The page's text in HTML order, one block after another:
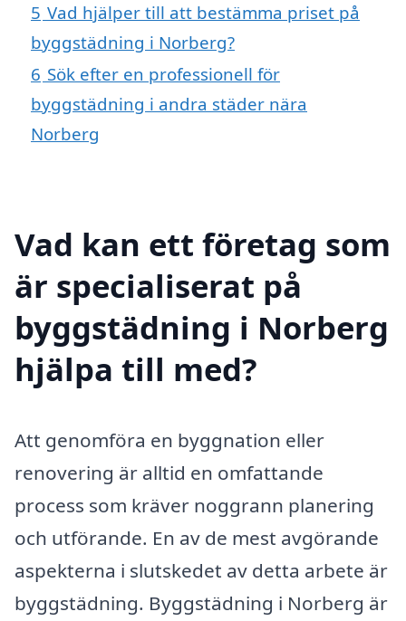
5 Vad hjälper till att bestämma priset på
byggstädning i Norberg?
6 Sök efter en professionell för
byggstädning i andra städer nära
Norberg
Vad kan ett företag som
är specialiserat på
byggstädning i Norberg
hjälpa till med?
Att genomföra en byggnation eller
renovering är alltid en omfattande
process som kräver noggrann planering
och utförande. En av de mest avgörande
aspekterna i slutskedet av detta arbete är
byggstädning. Byggstädning i Norberg är